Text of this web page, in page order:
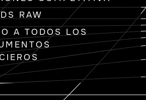
RAW
A TODOS LOS